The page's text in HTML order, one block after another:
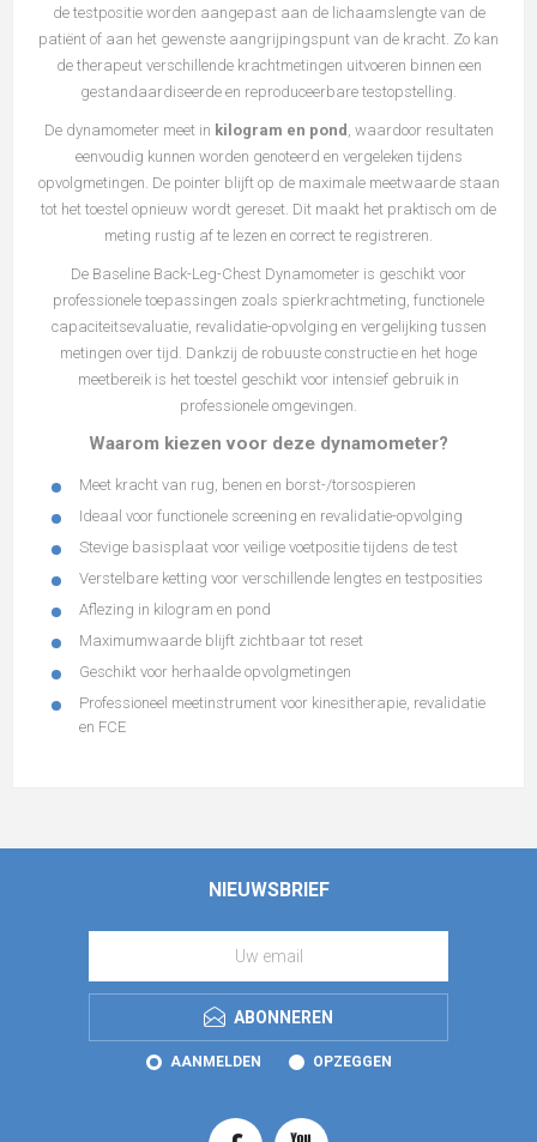
de testpositie worden aangepast aan de lichaamslengte van de
patiënt of aan het gewenste aangrijpingspunt van de kracht. Zo kan
de therapeut verschillende krachtmetingen uitvoeren binnen een
gestandaardiseerde en reproduceerbare testopstelling.
De dynamometer meet in kilogram en pond , waardoor resultaten
eenvoudig kunnen worden genoteerd en vergeleken tijdens
opvolgmetingen. De pointer blijft op de maximale meetwaarde staan
tot het toestel opnieuw wordt gereset. Dit maakt het praktisch om de
meting rustig af te lezen en correct te registreren.
De Baseline Back-Leg-Chest Dynamometer is geschikt voor
professionele toepassingen zoals spierkrachtmeting, functionele
capaciteitsevaluatie, revalidatie-opvolging en vergelijking tussen
metingen over tijd. Dankzij de robuuste constructie en het hoge
meetbereik is het toestel geschikt voor intensief gebruik in
professionele omgevingen.
Waarom kiezen voor deze dynamometer?
Meet kracht van rug, benen en borst-/torsospieren
Ideaal voor functionele screening en revalidatie-opvolging
Stevige basisplaat voor veilige voetpositie tijdens de test
Verstelbare ketting voor verschillende lengtes en testposities
Aflezing in kilogram en pond
Maximumwaarde blijft zichtbaar tot reset
Geschikt voor herhaalde opvolgmetingen
Professioneel meetinstrument voor kinesitherapie, revalidatie
en FCE
NIEUWSBRIEF
ABONNEREN
AANMELDEN OPZEGGEN